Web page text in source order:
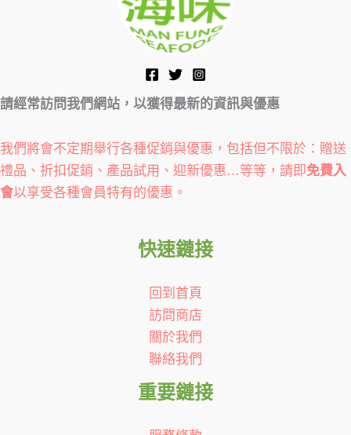
請經常訪問我們網站，以獲得最新的資訊與優惠
我們將會不定期舉行各種促銷與優惠，包括但不限於：贈送
禮品、折扣促銷、產品試用、迎新優惠…等等，請即免費入
會以享受各種會員特有的優惠。
快速鏈接
回到首頁
訪問商店
關於我們
聯絡我們
重要鏈接